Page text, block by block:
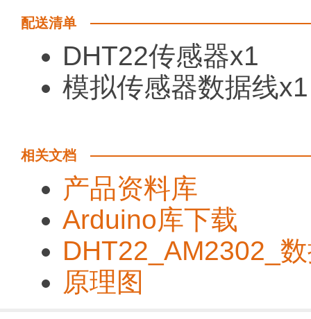
配送清单
DHT22传感器x1
模拟传感器数据线x1
相关文档
产品资料库
Arduino库下载
DHT22_AM2302_
原理图